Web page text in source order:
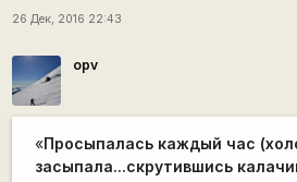
26 Дек, 2016 22:43
opv
«Просыпалась каждый час
засыпала...скрутившись